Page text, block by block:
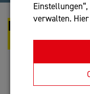
verwalten.
RISC